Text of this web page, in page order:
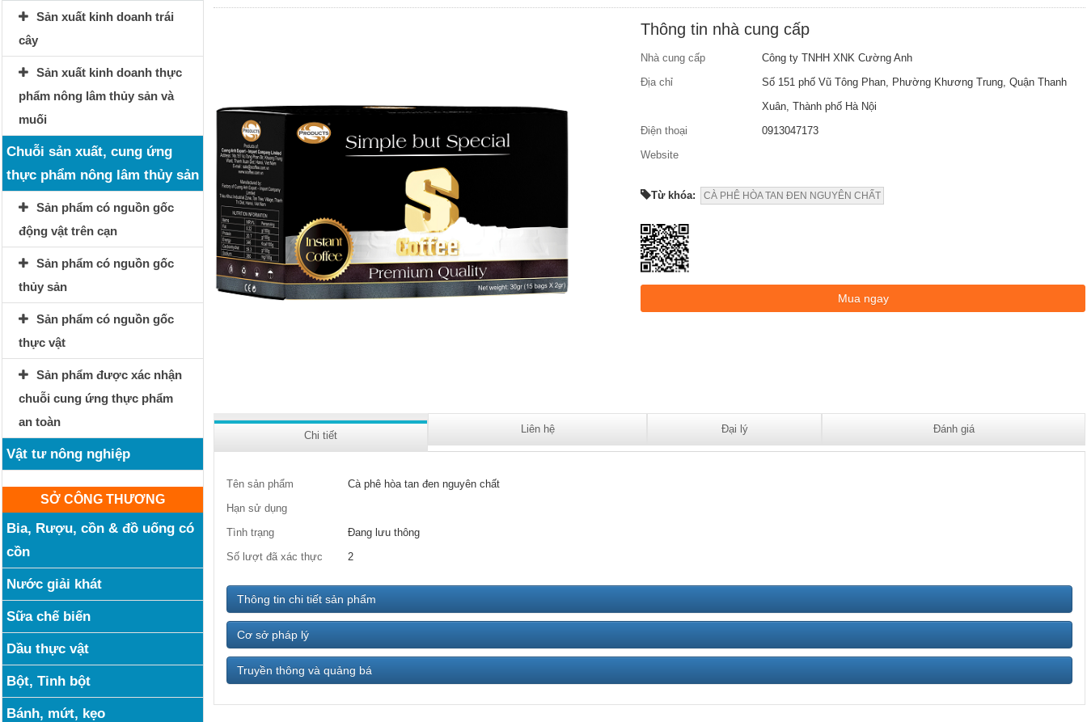
Sản xuất kinh doanh trái
cây
Sản xuất kinh doanh thực
phẩm nông lâm thủy sản và
muối
Chuỗi sản xuất, cung ứng
thực phẩm nông lâm thủy sản
Sản phẩm có nguồn gốc
động vật trên cạn
Sản phẩm có nguồn gốc
thủy sản
Sản phẩm có nguồn gốc
thực vật
Sản phẩm được xác nhận
chuỗi cung ứng thực phẩm
an toàn
Vật tư nông nghiệp
SỞ CÔNG THƯƠNG
Bia, Rượu, cồn & đồ uống có
cồn
Nước giải khát
Sữa chế biến
Dầu thực vật
Bột, Tinh bột
Bánh, mứt, kẹo
Thông tin nhà cung cấp
Nhà cung cấp
Công ty TNHH XNK Cường Anh
Địa chỉ
Số 151 phố Vũ Tông Phan, Phường Khương Trung, Quận Thanh
Xuân, Thành phố Hà Nội
Điện thoại
0913047173
Website
Từ khóa: CÀ PHÊ HÒA TAN ĐEN NGUYÊN CHẤT
Chi tiết
Liên hệ Đại lý Đánh giá
Tên sản phẩm
Cà phê hòa tan đen nguyên chất
Hạn sử dụng
Tình trạng
Đang lưu thông
Số lượt đã xác thực
2
Thông tin chi tiết sản phẩm
Cơ sở pháp lý
Truyền thông và quảng bá